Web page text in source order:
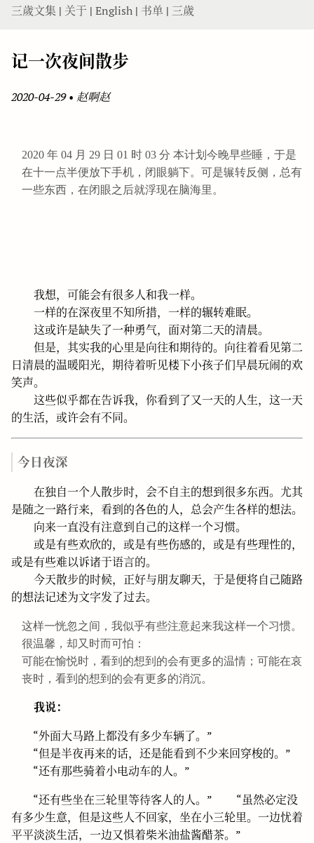
三歲文集 | 关于 | English| 书单 | 三歲
记一次夜间散步
2020-04-29• 赵啊赵
2020 年 04 月 29 日 01 时 03 分 本计划今晚早些睡，于是
在十一点半便放下手机，闭眼躺下。可是辗转反侧，总有
一些东西，在闭眼之后就浮现在脑海里。
我想，可能会有很多人和我一样。
一样的在深夜里不知所措，一样的辗转难眠。
这或许是缺失了一种勇气，面对第二天的清晨。
但是，其实我的心里是向往和期待的。向往着看见第二
日清晨的温暖阳光，期待着听见楼下小孩子们早晨玩闹的欢
笑声。
这些似乎都在告诉我，你看到了又一天的人生，这一天
的生活，或许会有不同。
今日夜深
在独自一个人散步时，会不自主的想到很多东西。尤其
是随之一路行来，看到的各色的人，总会产生各样的想法。
向来一直没有注意到自己的这样一个习惯。
或是有些欢欣的，或是有些伤感的，或是有些理性的，
或是有些难以诉诸于语言的。
今天散步的时候，正好与朋友聊天，于是便将自己随路
的想法记述为文字发了过去。
这样一恍忽之间，我似乎有些注意起来我这样一个习惯。
很温馨，却又时而可怕：
可能在愉悦时，看到的想到的会有更多的温情；可能在哀
丧时，看到的想到的会有更多的消沉。
我说：
“外面大马路上都没有多少车辆了。”
“但是半夜再来的话，还是能看到不少来回穿梭的。”
“还有那些骑着小电动车的人。”
“还有些坐在三轮里等待客人的人。” “虽然必定没
有多少生意，但是这些人不回家，坐在小三轮里。一边忧着
平平淡淡生活，一边又惧着柴米油盐酱醋茶。”